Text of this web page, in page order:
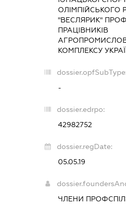
ОЛІМПІЙСЬКОГО
"ВЕСЛЯРИК"
ПРАЦІВНИКІВ
КОМПЛЕКСУ
-
dossier.edrpo:
42982752
dossier.regDate:
05.05.19
ЧЛЕНИ